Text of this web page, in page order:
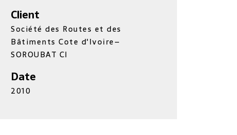
Client
Société des Routes et des
Bâtiments Cote d'Ivoire–
SOROUBAT CI
Date
2010